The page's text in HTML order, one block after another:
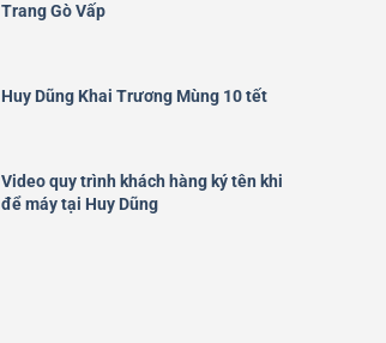
Trang Gò Vấp
Huy Dũng Khai Trương Mùng 10 tết
Video quy trình khách hàng ký tên khi
để máy tại Huy Dũng